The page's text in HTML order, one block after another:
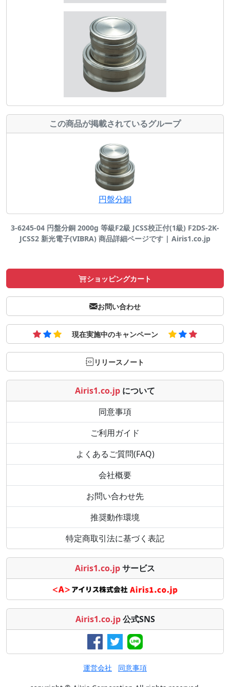
この商品が掲載されているグループ
円盤分銅
3-6245-04 円盤分銅 2000g 等級F2級 JCSS校正付(1級) F2DS-2K-
JCSS2 新光電子(VIBRA) 商品詳細ページです | Airis1.co.jp
ショッピングカート
お問い合わせ
現在実施中のキャンペーン
リリースノート
Airis1.co.jp について
同意事項
ご利用ガイド
よくあるご質問(FAQ)
会社概要
お問い合わせ先
推奨動作環境
特定商取引法に基づく表記
Airis1.co.jpサービス
Airis1.co.jp 公式SNS
運営会社 同意事項